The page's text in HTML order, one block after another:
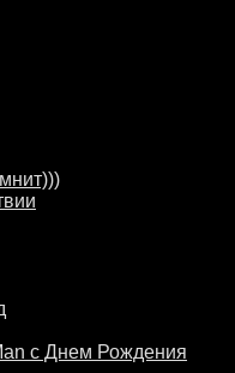
с Днем Рождения